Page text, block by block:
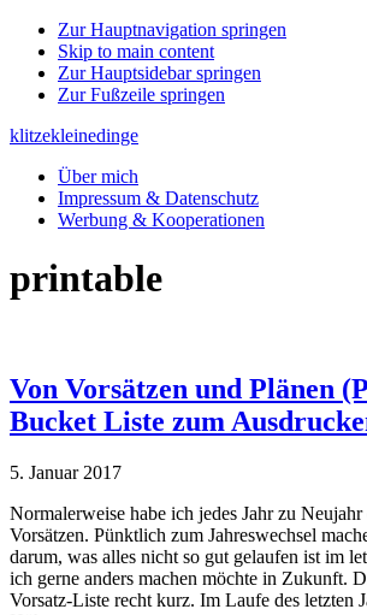
Zur Hauptnavigation springen
Skip to main content
Zur Hauptsidebar springen
Zur Fußzeile springen
klitzekleinedinge
Über mich
Impressum & Datenschutz
Werbung & Kooperationen
printable
Von Vorsätzen und Plänen
Bucket Liste zum
5. Januar 2017
Normalerweise habe ich jedes Jahr zu
Vorsätzen. Pünktlich zum Jahreswechsel
darum, was alles nicht so gut gelaufen ist im
ich gerne anders machen möchte in Zukunft.
Vorsatz-Liste recht kurz. Im Laufe des letzten